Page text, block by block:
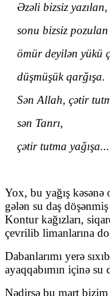
Əzəli bizsiz yazılan,
sonu bizsiz pozulan
ömür deyilən yükü
düşmüşük qarğışa.
Sən Allah, çətir
sən Tanrı,
çətir tutma yağışa...
Yox, bu yağış kəsənə
gələn su daş
Kontur kağızları,
çevrilib limanlarına
Dabanlarımı yerə
ayaqqabımın içinə su
Nədirsə bu mart bizim